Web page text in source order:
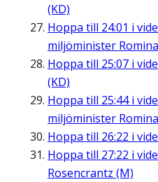
(KD)
Hoppa till 24:01 i
miljöminister
Hoppa till 25:07 i
(KD)
Hoppa till 25:44i
miljöminister
Hoppa till 26:22 i
Hoppa till 27:22 i
Rosencrantz (M)